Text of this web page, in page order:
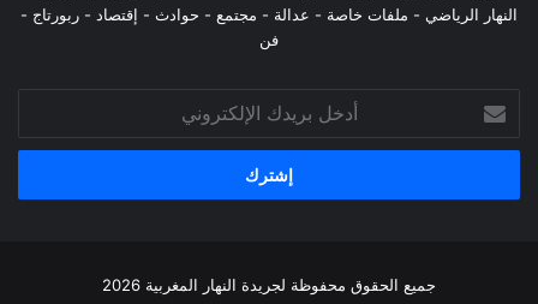
النهار الرياضي - ملفات خاصة - عدالة - مجتمع - حوادث - إقتصاد - ربورتاج -
فن
بريدك
الإلكتروني
جميع الحقوق محفوظة لجريدة النهار المغربية 2026